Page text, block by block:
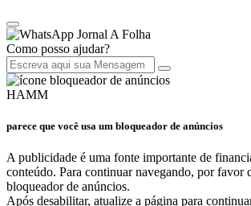
Jornal A Folha
Como posso ajudar?
HAMM
parece que você usa um bloqueador de anúncios
A publicidade é uma fonte importante de
conteúdo. Para continuar navegando, por favor
bloqueador de anúncios.
Após desabilitar, atualize a página para